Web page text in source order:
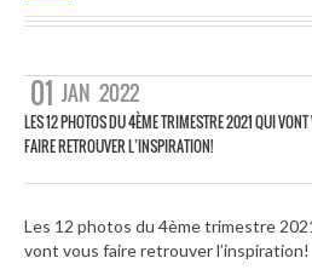
01 JAN 2022
LES 12 PHOTOS DU 4ÈME TRIMESTRE 2021 QUI
FAIRE RETROUVER L’INSPIRATION!
Les 12 photos du 4ème trimestre
vont vous faire retrouver l’inspiration!